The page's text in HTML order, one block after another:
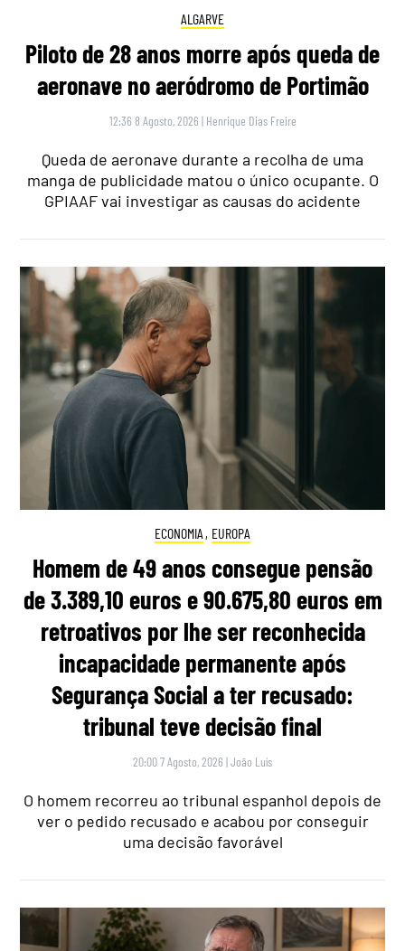
ALGARVE
Piloto de 28 anos morre após queda de
aeronave no aeródromo de Portimão
12:36 8 Agosto, 2026 | Henrique Dias Freire
Queda de aeronave durante a recolha de uma
manga de publicidade matou o único ocupante. O
GPIAAF vai investigar as causas do acidente
ECONOMIA , EUROPA
Homem de 49 anos consegue pensão
de 3.389,10 euros e 90.675,80 euros em
retroativos por lhe ser reconhecida
incapacidade permanente após
Segurança Social a ter recusado:
tribunal teve decisão final
20:00 7 Agosto, 2026 |João Luís
O homem recorreu ao tribunal espanhol depois de
ver o pedido recusado e acabou por conseguir
uma decisão favorável